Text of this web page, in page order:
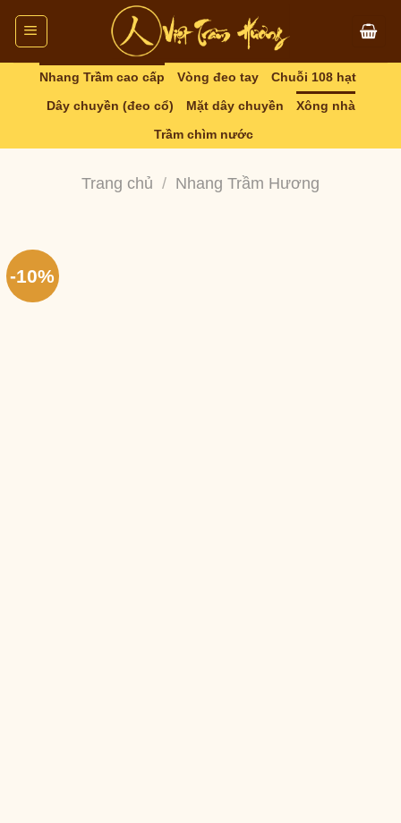
Skip
content
Nhang Trầm cao cấp Vòng đeo tay
Chuỗi 108 hạt
Dây chuyền (đeo cổ)
Mặt dây chuyền
Xông nhà
Trầm chìm nước
Trang chủ / Nhang Trầm Hương
-10%